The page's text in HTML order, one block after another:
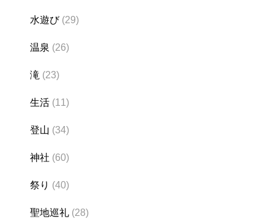
水遊び(29)
温泉 (26)
滝 (23)
生活 (11)
登山 (34)
神社 (60)
祭り (40)
聖地巡礼 (28)